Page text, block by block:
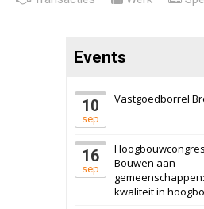
Events
10
sep
Vastgoedborrel
16
sep
Bouwen aan
kwaliteit in
6 oktober 2026